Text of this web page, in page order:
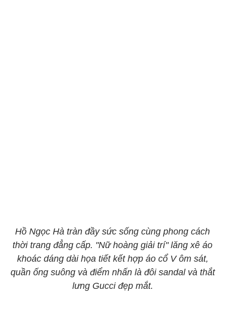
Hồ Ngọc Hà tràn đầy sức sống cùng phong cách
thời trang đẳng cấp. "Nữ hoàng giải trí" lăng xê áo
khoác dáng dài họa tiết kết hợp áo cổ V ôm sát,
quần ống suông và điểm nhấn là đôi sandal và thắt
lưng Gucci đẹp mắt.